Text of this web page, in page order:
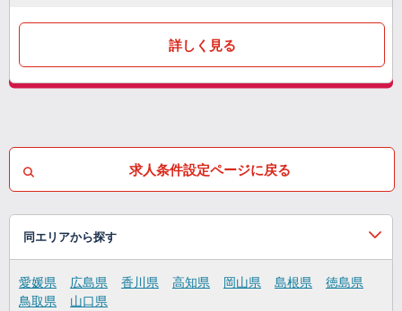
詳しく見る
求人条件設定ページに戻る
同エリアから探す
愛媛県 広島県 香川県 高知県 岡山県 島根県
徳島県
鳥取県
山口県